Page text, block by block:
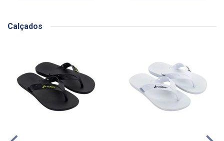
Calçados